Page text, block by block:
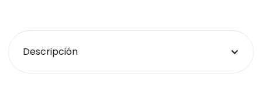
Descripción